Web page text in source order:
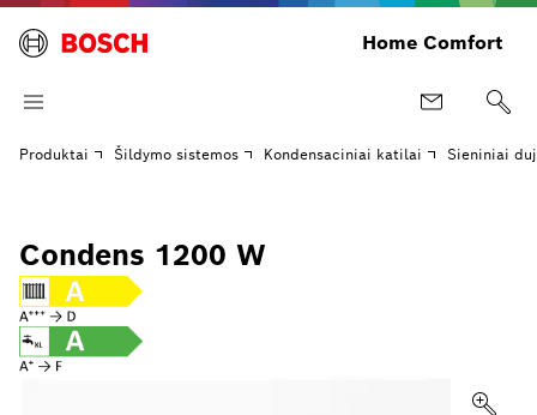
Home Comfort
Produktai Šildymo sistemos Kondensaciniai katilai Sieniniai
Condens 1200 W